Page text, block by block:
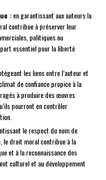
:en garantissant aux auteurs la
contribue à préserver leur
politiques ou
essentiel pour la liberté
les liens entre l’auteur et
de confiance propice à la
à produire des œuvres
pourront en contrôler
le respect du nom de
le droit moral contribue à la
et à la reconnaissance des
culturel et au développement